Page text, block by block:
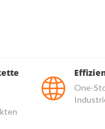
One-